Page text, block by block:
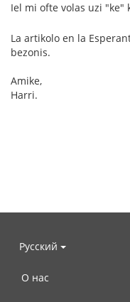
Iel mi ofte volas uzi "ke"
La artikolo en la
bezonis.
Amike,
Harri.
Русский
О нас